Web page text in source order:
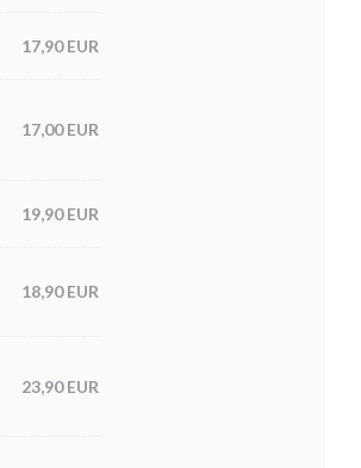
17,90 EUR
17,00 EUR
19,90 EUR
18,90 EUR
23,90 EUR